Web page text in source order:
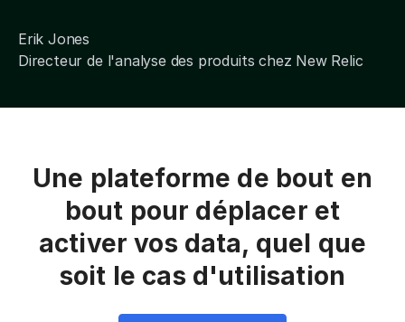
Erik Jones
Directeur de l'analyse des produits chez New Relic
Une plateforme de bout en
bout pour déplacer et
activer vos data, quel que
soit le cas d'utilisation